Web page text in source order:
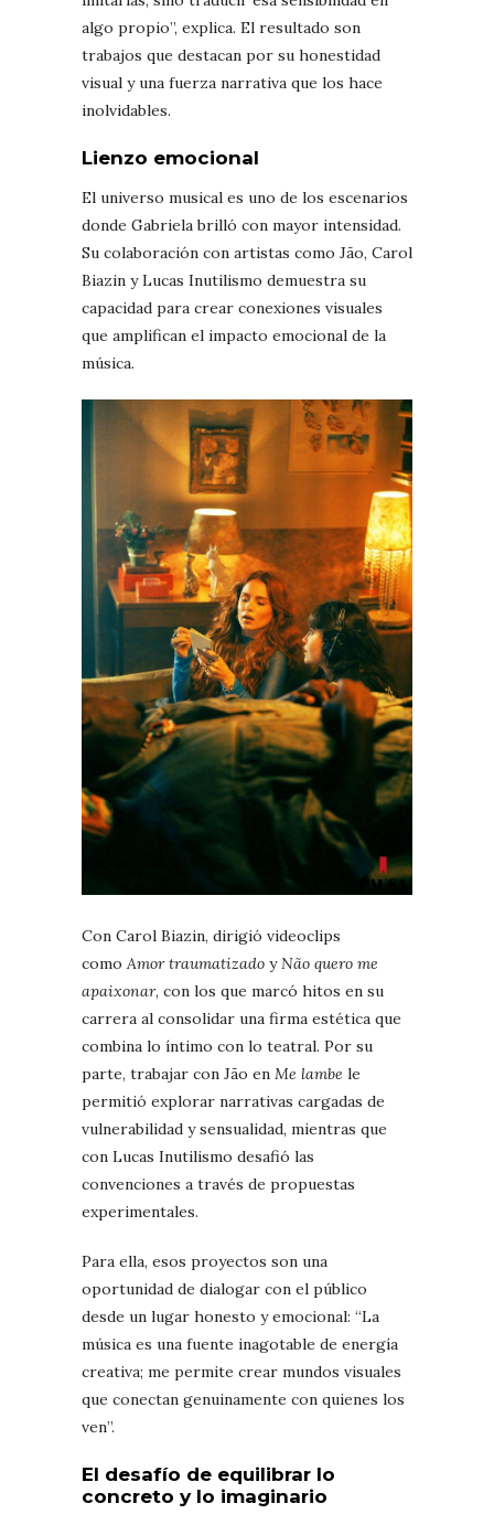
algo propio”, explica. El resultado son
trabajos que destacan por su honestidad
visual y una fuerza narrativa que los hace
inolvidables.
Lienzo emocional
El universo musical es uno de los escenarios
donde Gabriela brilló con mayor intensidad.
Su colaboración con artistas como Jão, Carol
Biazin y Lucas Inutilismo demuestra su
capacidad para crear conexiones visuales
que amplifican el impacto emocional de la
música.
Con Carol Biazin, dirigió videoclips
como Amor traumatizado y Não quero me
apaixonar, con los que marcó hitos en su
carrera al consolidar una firma estética que
combina lo íntimo con lo teatral. Por su
parte, trabajar con Jão en Me lambe le
permitió explorar narrativas cargadas de
vulnerabilidad y sensualidad, mientras que
con Lucas Inutilismo desafió las
convenciones a través de propuestas
experimentales.
Para ella, esos proyectos son una
oportunidad de dialogar con el público
desde un lugar honesto y emocional: “La
música es una fuente inagotable de energía
creativa; me permite crear mundos visuales
que conectan genuinamente con quienes los
ven”.
El desafío de equilibrar lo
concreto y lo imaginario